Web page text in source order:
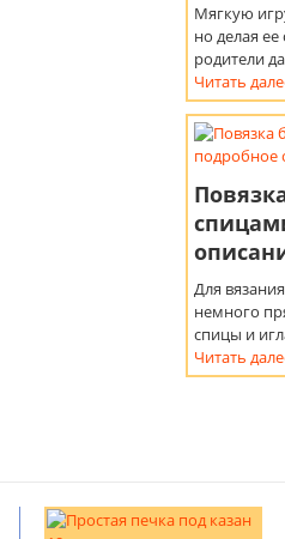
Мягкую
но делая
родители
Читать
Для
немного
спицы и
Читать